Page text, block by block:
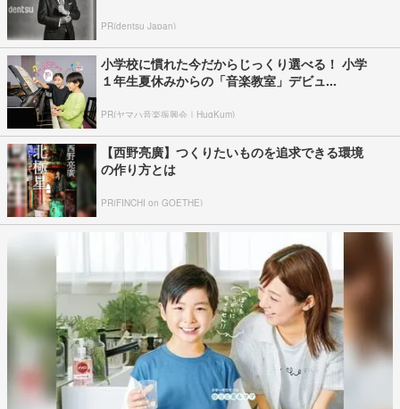
PR(dentsu Japan)
小学校に慣れた今だからじっくり選べる！ 小学
１年生夏休みからの「音楽教室」デビュ...
PR(ヤマハ音楽振興会｜HugKum)
【西野亮廣】つくりたいものを追求できる環境
の作り方とは
PR(FINCHI on GOETHE)